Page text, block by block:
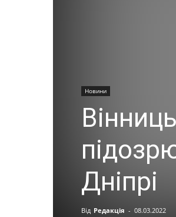
Новини
Дніпрі
Від Редакція - 08.03.2022